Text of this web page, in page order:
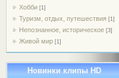
Хобби [1]
Туризм, отдых, путешествия [1]
Непознанное, историческое [3]
Живой мир [1]
Новинки клипы HD